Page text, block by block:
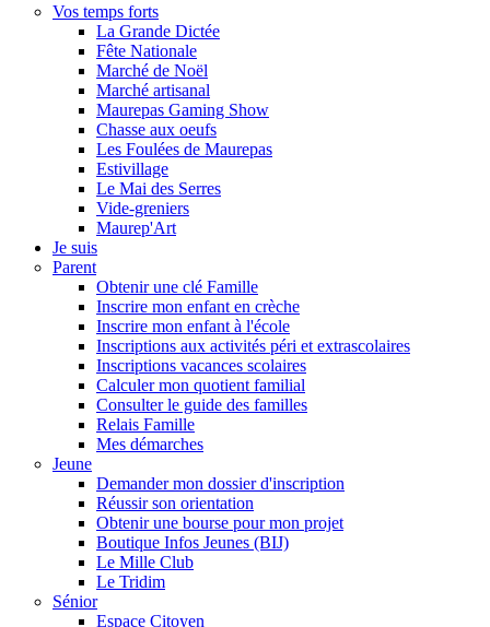
Vos temps forts
La Grande Dictée
Fête Nationale
Marché de Noël
Marché artisanal
Maurepas Gaming Show
Chasse aux oeufs
Les Foulées de Maurepas
Estivillage
Le Mai des Serres
Vide-greniers
Maurep'Art
Je suis
Parent
Obtenir une clé Famille
Inscrire mon enfant en crèche
Inscrire mon enfant à l'école
Inscriptions aux activités péri et extrascolaires
Inscriptions vacances scolaires
Calculer mon quotient familial
Consulter le guide des familles
Relais Famille
Mes démarches
Jeune
Demander mon dossier d'inscription
Réussir son orientation
Obtenir une bourse pour mon projet
Boutique Infos Jeunes (BIJ)
Le Mille Club
Le Tridim
Sénior
Espace Citoyen